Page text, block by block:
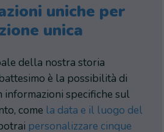
uniche per
unica
della nostra storia
è la possibilità di
informazioni specifiche sul
come la data e il luogo del
personalizzare cinque